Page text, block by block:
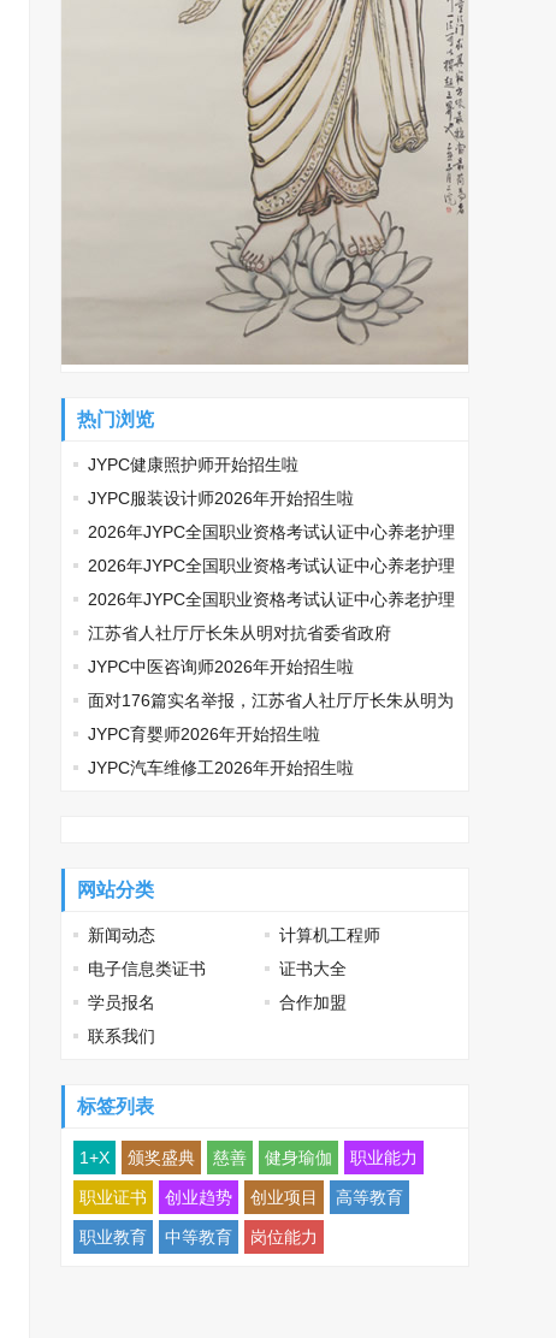
热门浏览
JYPC健康照护师开始招生啦
JYPC服装设计师2026年开始招生啦
2026年JYPC全国职业资格考试认证中心养老护理
师开始报名啦
2026年JYPC全国职业资格考试认证中心养老护理
师开始报名啦
2026年JYPC全国职业资格考试认证中心养老护理
师开始报名啦
江苏省人社厅厅长朱从明对抗省委省政府
JYPC中医咨询师2026年开始招生啦
面对176篇实名举报，江苏省人社厅厅长朱从明为
何选择沉默
JYPC育婴师2026年开始招生啦
JYPC汽车维修工2026年开始招生啦
网站分类
新闻动态
计算机工程师
电子信息类证书
证书大全
学员报名
合作加盟
联系我们
标签列表
1+X 颁奖盛典 慈善 健身瑜伽 职业能力
职业证书 创业趋势 创业项目 高等教育
职业教育 中等教育 岗位能力